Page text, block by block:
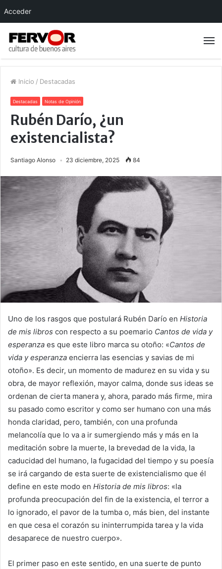
Inicio / Destacadas
Destacadas Notas de Opinión
Rubén Darío, ¿un
existencialista?
Santiago Alonso 23 diciembre, 2025 84
Uno de los rasgos que postulará Rubén Darío en Historia
de mis libros con respecto a su poemario Cantos de vida y
esperanza es que este libro marca su otoño: «Cantos de
vida y esperanza encierra las esencias y savias de mi
otoño». Es decir, un momento de madurez en su vida y su
obra, de mayor reflexión, mayor calma, donde sus ideas se
ordenan de cierta manera y, ahora, parado más firme, mira
su pasado como escritor y como ser humano con una más
honda claridad, pero, también, con una profunda
melancolía que lo va a ir sumergiendo más y más en la
meditación sobre la muerte, la brevedad de la vida, la
caducidad del humano, la fugacidad del tiempo y su poesía
se irá cargando de esta suerte de existencialismo que él
define en este modo en Historia de mis libros: «la
profunda preocupación del fin de la existencia, el terror a
lo ignorado, el pavor de la tumba o, más bien, del instante
en que cesa el corazón su ininterrumpida tarea y la vida
desaparece de nuestro cuerpo».
El primer paso en este sentido, en una suerte de punto
Acceder